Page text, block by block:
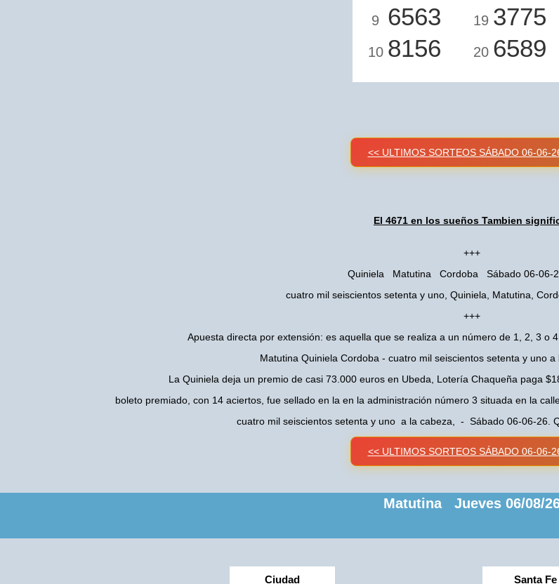
9 6563
10 8156
19 3775
20 6589
<< ULTIMOS SORTEOS SÁBADO 06-06-
El 4671 en los sueños Tambien
+++
Quiniela Matutina Cordoba Sábado 06-06-
cuatro mil seiscientos setenta y uno, Quiniela, Matutina,
+++
Apuesta directa por extensión: es aquella que se realiza a un número de 1, 2, 3 o
Matutina Quiniela Cordoba - cuatro mil seiscientos setenta y uno
La Quiniela deja un premio de casi 73.000 euros en Ubeda, Lotería Chaqueña paga
boleto premiado, con 14 aciertos, fue sellado en la en la administración número 3 situada en la
cuatro mil seiscientos setenta y uno a la cabeza, - Sábado 06-06-
<< ULTIMOS SORTEOS SÁBADO 06-06-
Matutina Jueves 06/08/
Ciudad Santa Fe